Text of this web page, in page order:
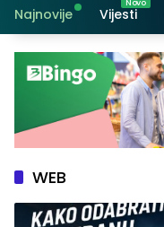
Najnovije Vijesti
WEB